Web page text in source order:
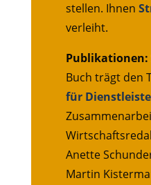
stellen. Ihnen
verleiht.
Publikationen:
Buch trägt den
für
Anette
Martin